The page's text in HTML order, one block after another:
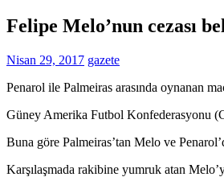
Felipe Melo’nun cezası
Nisan 29, 2017 gazete
Penarol ile Palmeiras arasında oynanan
Güney Amerika Futbol Konfederasyonu
Buna göre Palmeiras’tan Melo ve
Karşılaşmada rakibine yumruk atan